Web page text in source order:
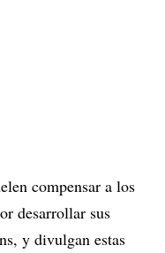
compensar a los
desarrollar sus
y divulgan estas